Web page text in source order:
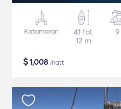
Katamaran
41 fot
12 m
9
$1,008 /natt